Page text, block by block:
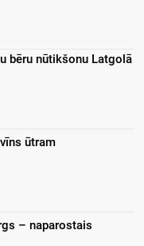
bēru nūtikšonu Latgolā
ūtram
– naparostais